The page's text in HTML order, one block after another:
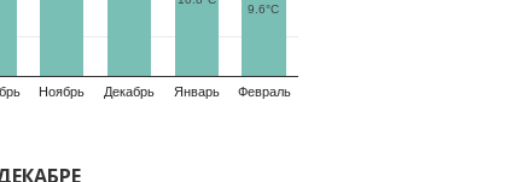
Ноябрь Декабрь Январь Февраль
9.6°C